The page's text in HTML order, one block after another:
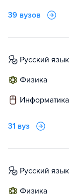
39 вузов
русский язык
физика
информатика
31 вуз
русский язык
физика